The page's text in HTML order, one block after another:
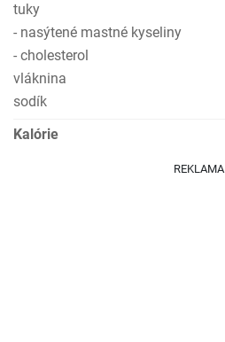
tuky
- nasýtené mastné kyseliny
- cholesterol
vláknina
sodík
Kalórie
REKLAMA